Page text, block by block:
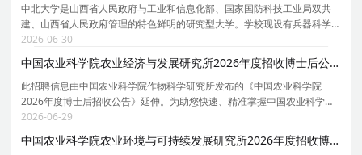
中北大学是山西省人民政府与工业和信息化部、国家国防科技工业局双共
建、山西省人民政府管理的特色鲜明的研究型大学。学校现设有兵器科学
与技术、仪器科学与技术、机械工程、信息与通信工程、材料科学与工
程、化学工程与技术、电子科学与技术等7个博士后科研
2026-06-30
中国农业科学院农业经济与发展研究所2026年度招收博士后公告
此招聘信息由中国农业科学院作物科学研究所发布的《中国农业科学院
2026年度博士后招收公告》延伸。为助您快速、精准掌握中国农业科学院
农业经济与发展研究所的招聘详情， 现特别针对中国农业科学院农业经济
与发展研究所的岗位信息与报考要点单独说明。 为保
2026-06-29
中国农业科学院农业环境与可持续发展研究所2026年度招收博士后公告